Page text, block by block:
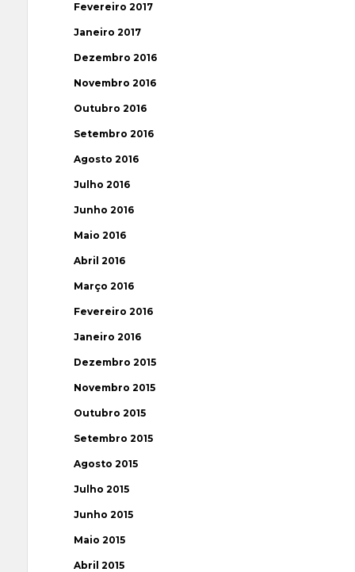
Fevereiro 2017
Janeiro 2017
Dezembro 2016
Novembro 2016
Outubro 2016
Setembro 2016
Agosto 2016
Julho 2016
Junho 2016
Maio 2016
Abril 2016
Março 2016
Fevereiro 2016
Janeiro 2016
Dezembro 2015
Novembro 2015
Outubro 2015
Setembro 2015
Agosto 2015
Julho 2015
Junho 2015
Maio 2015
Abril 2015